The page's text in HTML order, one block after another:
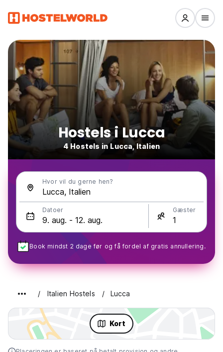
Hostels i Lucca
4 Hostels in Lucca, Italien
Hvor vil du gerne hen?
Datoer Gæster
Book mindst 2 dage før og få fordel af gratis annullering.
Italien Hostels Lucca
Kort